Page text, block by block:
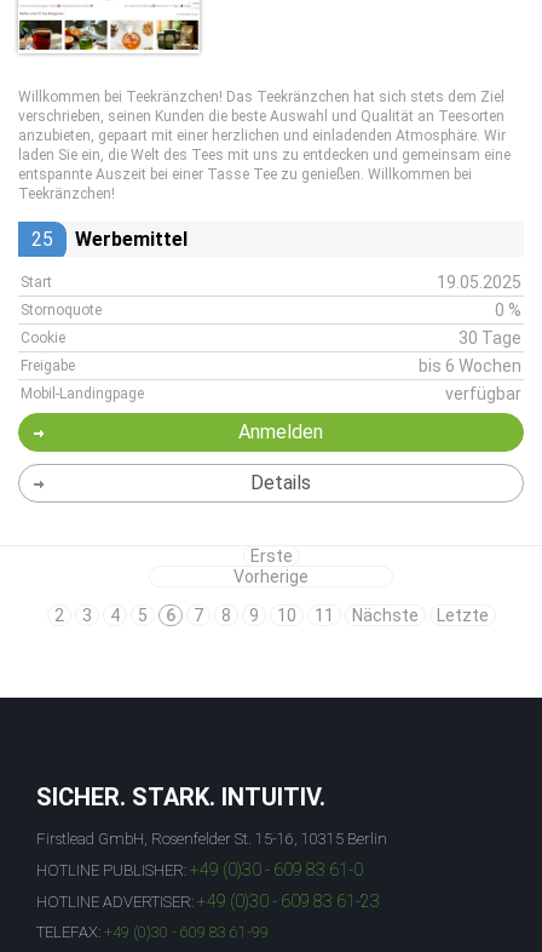
Willkommen bei Teekränzchen! Das Teekränzchen hat sich stets dem Ziel
verschrieben, seinen Kunden die beste Auswahl und Qualität an Teesorten
anzubieten, gepaart mit einer herzlichen und einladenden Atmosphäre. Wir
laden Sie ein, die Welt des Tees mit uns zu entdecken und gemeinsam eine
entspannte Auszeit bei einer Tasse Tee zu genießen. Willkommen bei
Teekränzchen!
25 Werbemittel
Start 19.05.2025
Stornoquote 0 %
Cookie 30 Tage
Freigabe bis 6 Wochen
Mobil-Landingpage verfügbar
Anmelden
Details
Erste
Vorherige
2
3 4 5 6 7 8 9 10 11 Nächste Letzte
SICHER. STARK. INTUITIV.
Firstlead GmbH, Rosenfelder St. 15-16, 10315 Berlin
HOTLINE PUBLISHER: +49 (0)30 - 609 83 61-0
HOTLINE ADVERTISER: +49 (0)30 - 609 83 61-23
TELEFAX: +49 (0)30 - 609 83 61-99